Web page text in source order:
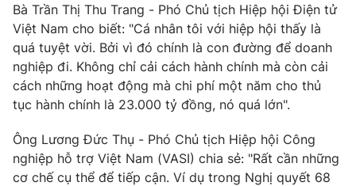
Tổng Biên tập: Vũ Thanh Thủy
Phó Tổng Biên tập:Nguyễn Thị Mỹ Hạnh, Phạm Quốc Thắng,
Nguyễn Trọng Ninh
Tổng đài VTV:024.38 355 931 - 024.38 355 932
Ðiện thoại Thời báo VTV:024.66 897 897
Liên hệ quảng cáo:024-7300.7108
Bà Trần Thị Thu Trang - Phó Chủ tịch Hiệp hội Điện tử
Việt Nam cho biết: "Cá nhân tôi với hiệp hội thấy là
quá tuyệt vời. Bởi vì đó chính là con đường để doanh
nghiệp đi. Không chỉ cải cách hành chính mà còn cải
cách những hoạt động mà chi phí một năm cho thủ
tục hành chính là 23.000 tỷ đồng, nó quá lớn".
Ông Lương Đức Thụ - Phó Chủ tịch Hiệp hội Công
nghiệp hỗ trợ Việt Nam (VASI) chia sẻ: "Rất cần những
cơ chế cụ thể để tiếp cận. Ví dụ trong Nghị quyết 68